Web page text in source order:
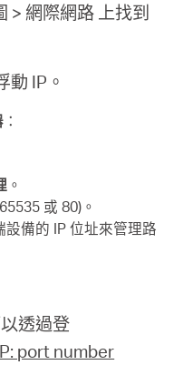
> 網際網路 上找到
動 IP。
：
。
或 80)。
設備的 IP 位址來管理路
透過登
port number